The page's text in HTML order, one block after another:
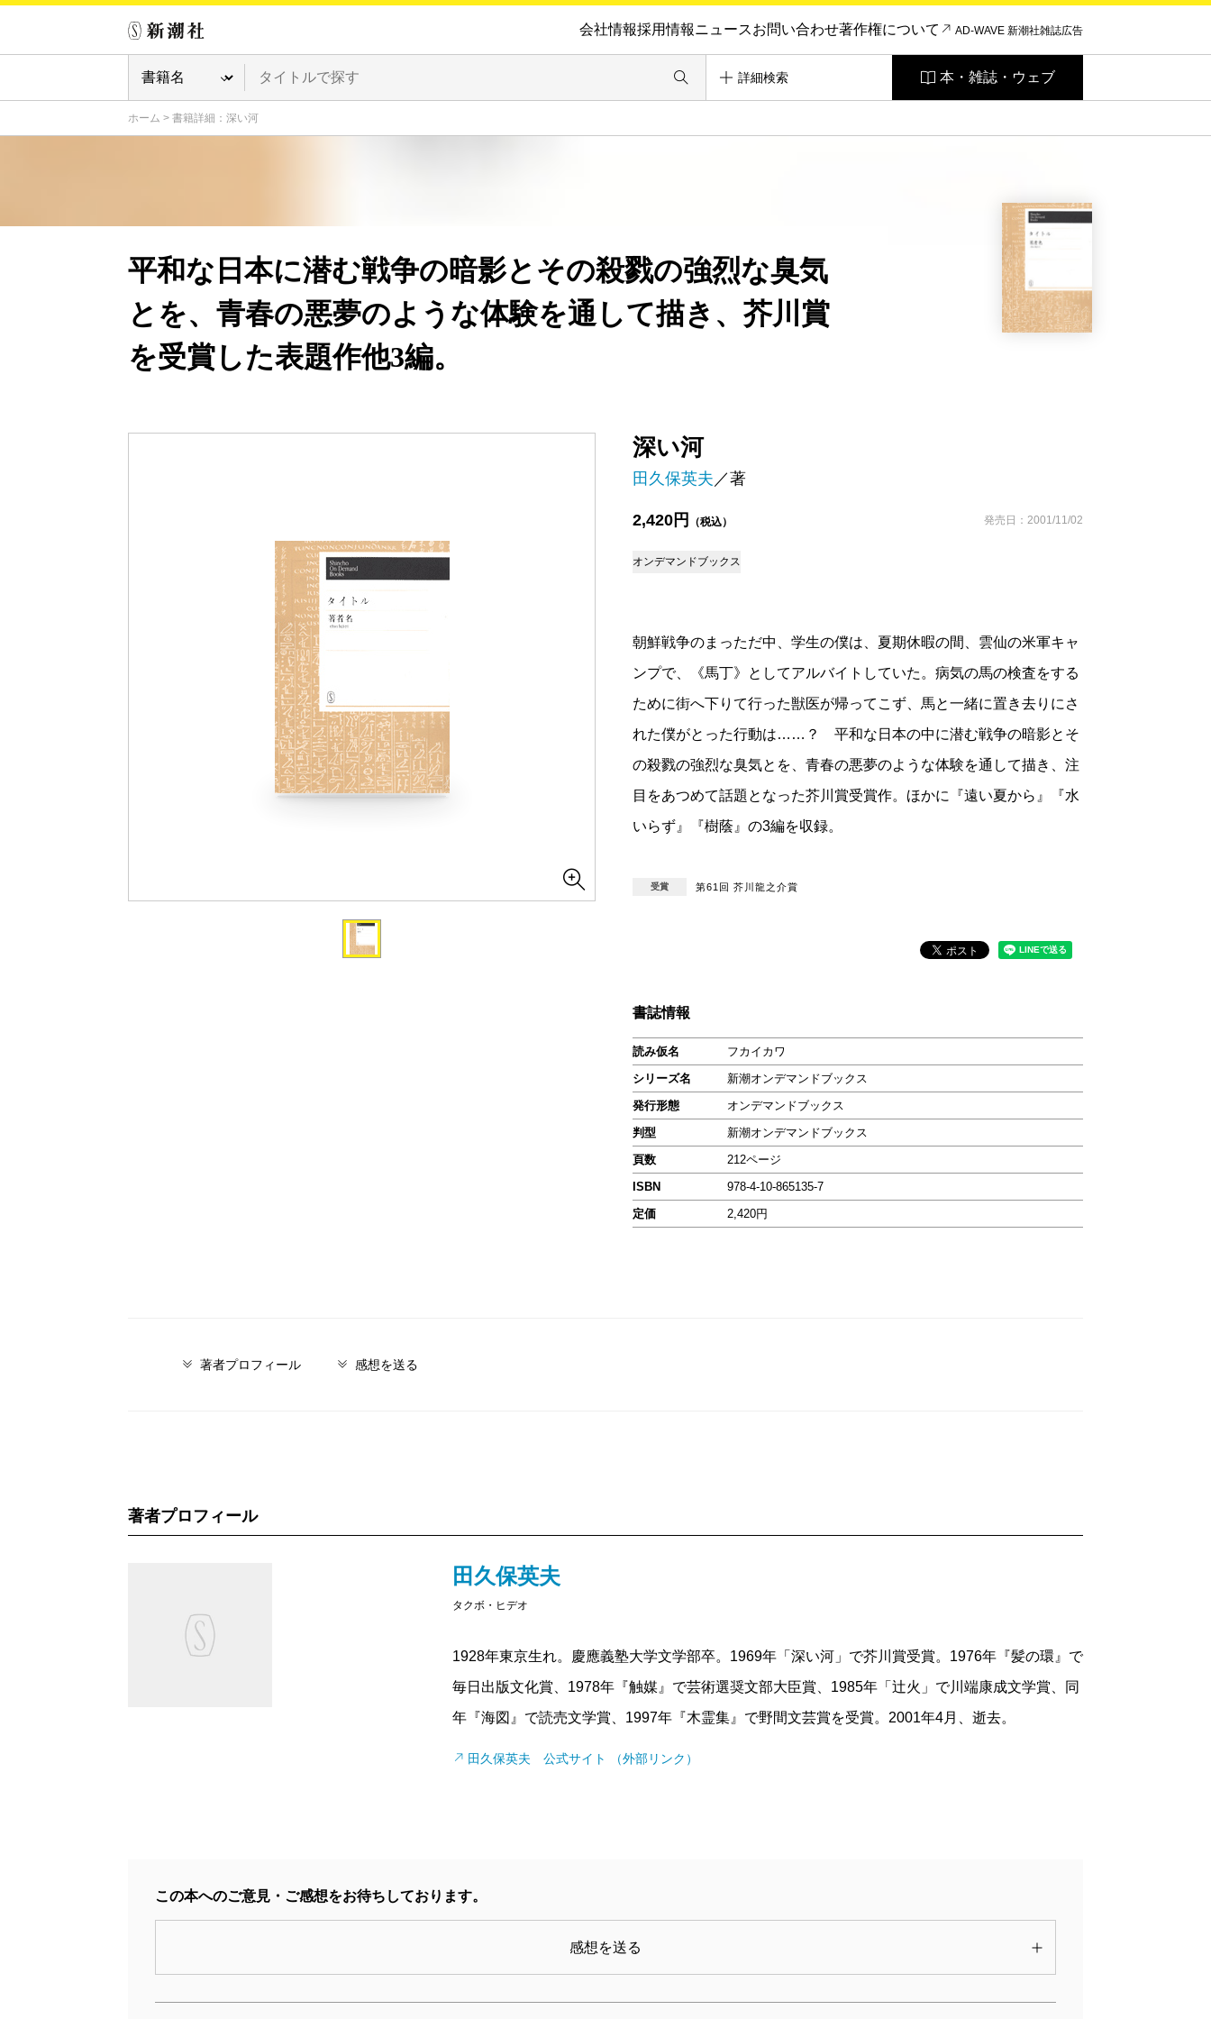
会社情報採用情報ニュースお問い合わせ著作権について AD-WAVE 新潮社雑誌広告
詳細検索 本・雑誌・ウェブ
ホーム > 書籍詳細：深い河
深い河
田久保英夫 ／著
2,420円 （税込） 発売日：2001/11/02
オンデマンドブックス
平和な日本に潜む戦争の暗影とその殺戮の強烈な臭気
とを、青春の悪夢のような体験を通して描き、芥川賞
を受賞した表題作他3編。
朝鮮戦争のまっただ中、学生の僕は、夏期休暇の間、雲仙の米軍キャ
ンプで、《馬丁》としてアルバイトしていた。病気の馬の検査をする
ために街へ下りて行った獣医が帰ってこず、馬と一緒に置き去りにさ
れた僕がとった行動は……？ 平和な日本の中に潜む戦争の暗影とそ
の殺戮の強烈な臭気とを、青春の悪夢のような体験を通して描き、注
目をあつめて話題となった芥川賞受賞作。ほかに『遠い夏から』『水
いらず』『樹蔭』の3編を収録。
受賞 第61回 芥川龍之介賞
書誌情報
読み仮名
フカイカワ
シリーズ名
新潮オンデマンドブックス
発行形態
オンデマンドブックス
判型
新潮オンデマンドブックス
頁数
212ページ
ISBN
978-4-10-865135-7
定価
2,420円
著者プロフィール 感想を送る
著者プロフィール
田久保英夫
タクボ・ヒデオ
1928年東京生れ。慶應義塾大学文学部卒。1969年「深い河」で芥川賞受賞。1976年『髪の環』で
毎日出版文化賞、1978年『触媒』で芸術選奨文部大臣賞、1985年「辻火」で川端康成文学賞、同
年『海図』で読売文学賞、1997年『木霊集』で野間文芸賞を受賞。2001年4月、逝去。
田久保英夫 公式サイト （外部リンク）
この本へのご意見・ご感想をお待ちしております。
感想を送る